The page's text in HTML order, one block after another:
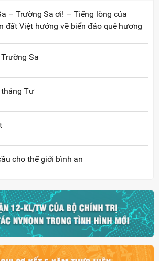
– Trường Sa ơi! – Tiếng lòng của
đất Việt hướng về biển đảo quê hương
Sa
Tư
cho thế giới bình an